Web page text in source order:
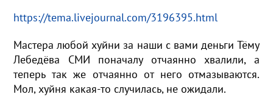
https://tema.livejournal.com/3196395.html
Мастера любой хуйни за наши с вами деньги Тёму
Лебедёва СМИ поначалу отчаянно хвалили, а
теперь так же отчаянно от него отмазываются.
Мол, хуйня какая-то случилась, не ожидали.